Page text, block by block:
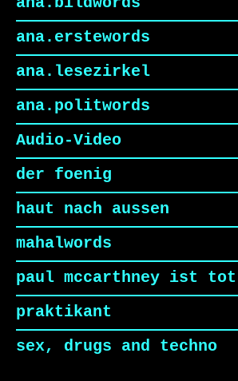
ana.erstewords
ana.lesezirkel
ana.politwords
Audio-Video
der foenig
haut nach aussen
mahalwords
paul mccarthney ist tot
praktikant
sex, drugs and techno